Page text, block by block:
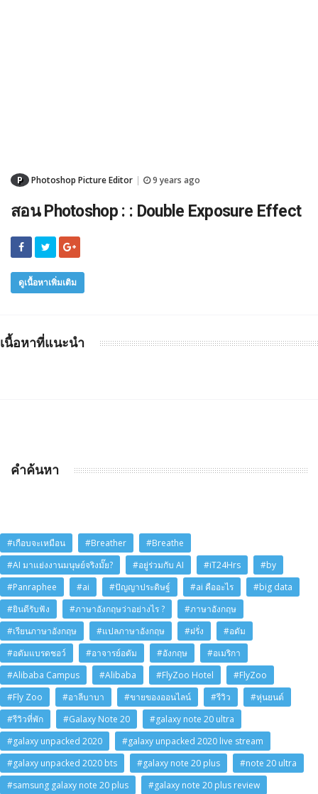
P Photoshop Picture Editor 9 years ago
สอน Photoshop : : Double Exposure Effect
ดูเนื้อหาเพิ่มเติม
เนื้อหาที่แนะนำ
คำค้นหา
#เกือบจะเหมือน #Breather
#Breathe
#AI มาแย่งงานมนุษย์จริงมั๊ย?
#อยู่ร่วมกับ AI #iT24Hrs
#by
#Panraphee
#ai #ปัญญาประดิษฐ์ #ai คืออะไร
#big data
#ยินดีรับฟัง
#ภาษาอังกฤษว่าอย่างไร ?
#ภาษาอังกฤษ
#เรียนภาษาอังกฤษ
#แปลภาษาอังกฤษ #ฝรั่ง
#อดัม
#อดัมแบรดชอว์
#อาจารย์อดัม #อังกฤษ
#อเมริกา
#Alibaba Campus
#Alibaba #FlyZoo Hotel
#FlyZoo
#Fly Zoo
#อาลีบาบา #ขายของออนไลน์ #รีวิว
#หุ่นยนต์
#รีวิวที่พัก
#Galaxy Note 20
#galaxy note 20 ultra
#galaxy unpacked 2020
#galaxy unpacked 2020 live stream
#galaxy unpacked 2020 bts
#galaxy note 20 plus
#note 20 ultra
#samsung galaxy note 20 plus
#galaxy note 20 plus review